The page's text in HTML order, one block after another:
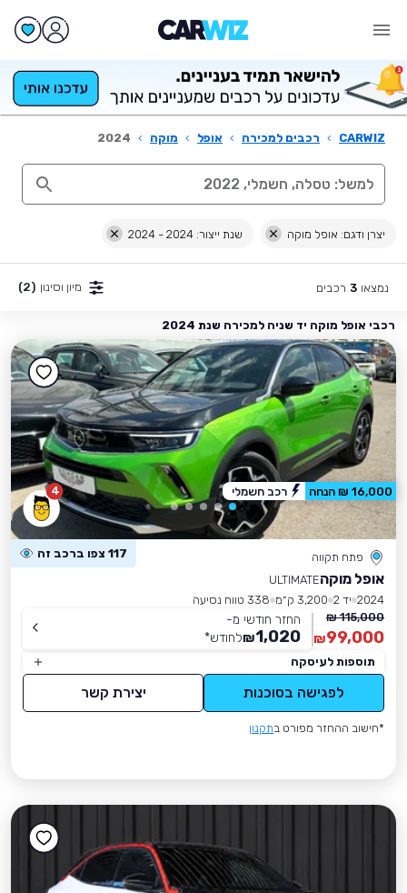
CARWIZ
› רכבים למכירה › אופל › מוקה ›
2024
יצרן ודגם: אופל מוקה שנת ייצור: 2024 - 2024
נמצאו 3 רכבים מיון וסינון (2)
רכבי אופל מוקה יד שניה למכירה שנת 2024
4
פתח תקווה 117 צפו ברכב זה
אופל מוקהULTIMATE
2024 יד 2 3,200 ק״מ
338 טווח נסיעה
115,000 ₪
99,000
₪
החזר חודשי מ-
1,020
₪לחודש*
תוספות לעיסקה
לפגישה בסוכנות יצירת קשר
*חישוב ההחזר מפורט בתקנון
16,000 ₪ הנחה רכב חשמלי